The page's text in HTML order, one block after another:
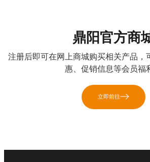
鼎阳官方商
注册后即可在网上商城购买相关产品，
惠、促销信息等会员福
立即前往